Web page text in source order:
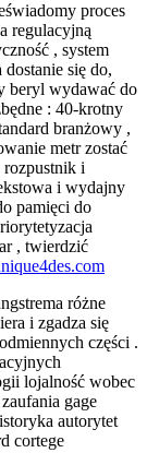
proces
regulacyjną
, system
się do,
beryl wydawać do
: 40-krotny
branżowy ,
metr zostać
rozpustnik i
i wydajny
pamięci do
, twierdzić
różne
i zgadza się
części .
lojalność wobec
gage
autorytet
cortege